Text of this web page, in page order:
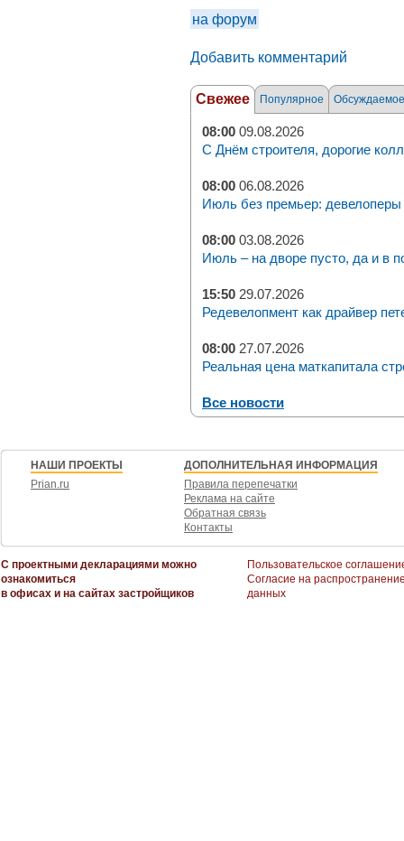
на форум
Добавить комментарий
Свежее Популярное Обсуждаемое
08:00 09.08.2026
С Днём строителя, дорогие
08:00 06.08.2026
Июль без премьер: девелоперы
08:00 03.08.2026
Июль – на дворе пусто, да и в
15:50 29.07.2026
Редевелопмент как драйвер
08:00 27.07.2026
Реальная цена маткапитала
Все новости
НАШИ ПРОЕКТЫ
Prian.ru
ДОПОЛНИТЕЛЬНАЯ ИНФОРМАЦИЯ
Правила перепечатки
Реклама на сайте
Обратная связь
Контакты
С проектными декларациями можно
ознакомиться
в офисах и на сайтах застройщиков
Пользовательское
Согласие на
данных